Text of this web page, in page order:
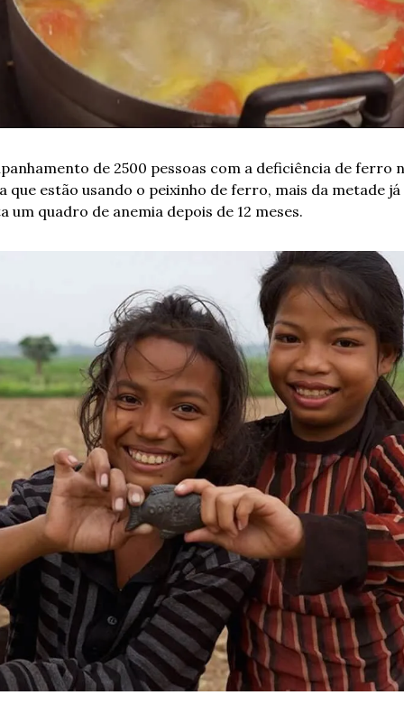
de 2500 pessoas com a deficiência de ferro
que estão usando o peixinho de ferro, mais da metade já
um quadro de anemia depois de 12 meses.